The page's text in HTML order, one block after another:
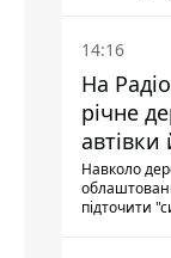
14:16
На
річне
людину
Навколо
підточити